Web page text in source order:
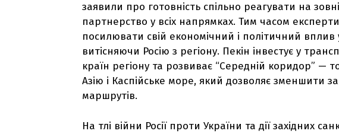
заявили про готовність спільно реагувати на
партнерство у всіх напрямках. Тим часом
посилювати свій економічний і політичний вплив
витісняючи Росію з регіону. Пекін інвестує у
країн регіону та розвиває “Середній коридор” —
Азію і Каспійське море, який дозволяє зменшити
маршрутів.
На тлі війни Росії проти України та дії західних